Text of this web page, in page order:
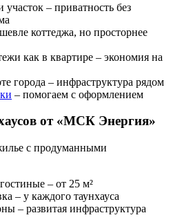
– приватность без
коттеджа, но просторнее
как в квартире – экономия на
города – инфраструктура рядом
– помогаем с оформлением
от «МСК Энергия»
с продуманными
– от 25 м²
– у каждого таунхауса
– развитая инфраструктура